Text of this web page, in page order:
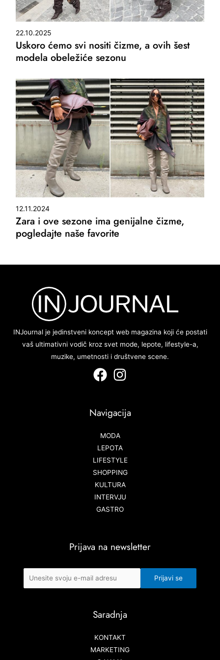
22.10.2025
Uskoro ćemo svi nositi čizme, a ovih šest
modela obeležiće sezonu
12.11.2024
Zara i ove sezone ima genijalne čizme,
pogledajte naše favorite
INJournal je jedinstveni koncept web magazina koji će postati
vaš ultimativni vodič kroz svet mode, lepote, lifestyle-a,
muzike, umetnosti i društvene scene.
Navigacija
MODA
LEPOTA
LIFESTYLE
SHOPPING
KULTURA
INTERVJU
GASTRO
Prijava na newsletter
Saradnja
KONTAKT
MARKETING